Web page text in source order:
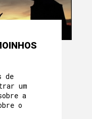
de
um
a
o